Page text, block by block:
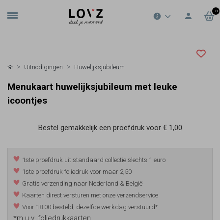
0
Uitnodigingen Huwelijksjubileum
Menukaart huwelijksjubileum met leuke
icoontjes
Bestel gemakkelijk een proefdruk voor € 1,00
1ste proefdruk uit standaard collectie slechts 1 euro
1ste proefdruk foliedruk voor maar 2,50
Gratis verzending naar Nederland & België
Kaarten direct versturen met onze verzendservice
Voor 18:00 besteld, dezelfde werkdag verstuurd*
*m.u.v. foliedrukkaarten